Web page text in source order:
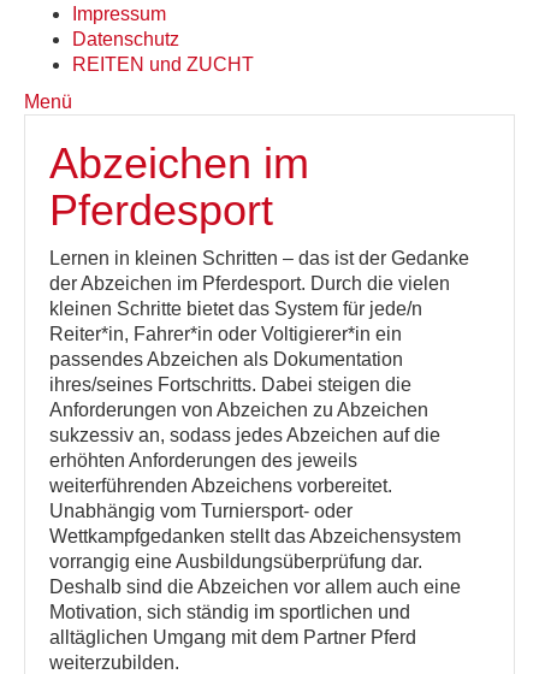
Impressum
Datenschutz
REITEN und ZUCHT
Menü
Abzeichen im
Pferdesport
Lernen in kleinen Schritten – das ist der Gedanke
der Abzeichen im Pferdesport. Durch die vielen
kleinen Schritte bietet das System für jede/n
Reiter*in, Fahrer*in oder Voltigierer*in ein
passendes Abzeichen als Dokumentation
ihres/seines Fortschritts. Dabei steigen die
Anforderungen von Abzeichen zu Abzeichen
sukzessiv an, sodass jedes Abzeichen auf die
erhöhten Anforderungen des jeweils
weiterführenden Abzeichens vorbereitet.
Unabhängig vom Turniersport- oder
Wettkampfgedanken stellt das Abzeichensystem
vorrangig eine Ausbildungsüberprüfung dar.
Deshalb sind die Abzeichen vor allem auch eine
Motivation, sich ständig im sportlichen und
alltäglichen Umgang mit dem Partner Pferd
weiterzubilden.